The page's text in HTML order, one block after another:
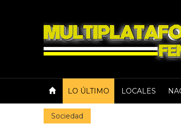
LO ÚLTIMO LOCALES
Sociedad